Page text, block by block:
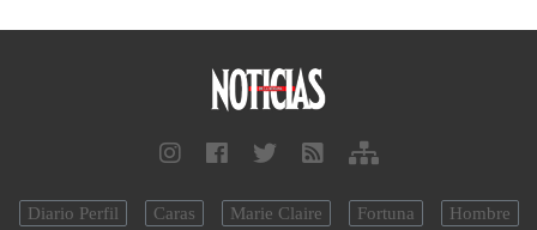
Diario Perfil Caras Marie Claire Fortuna Hombre